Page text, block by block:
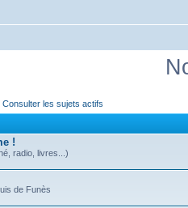
Consulter les sujets actifs
!
radio, livres...)
de Funès